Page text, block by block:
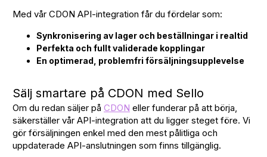
Med vår CDON API-integration får du fördelar som:
Synkronisering av lager och beställningar i realtid
Perfekta och fullt validerade kopplingar
En optimerad, problemfri försäljningsupplevelse
Sälj smartare på CDON med Sello
Om du redan säljer på CDON eller funderar på att börja,
säkerställer vår API-integration att du ligger steget före. Vi
gör försäljningen enkel med den mest pålitliga och
uppdaterade API-anslutningen som finns tillgänglig.